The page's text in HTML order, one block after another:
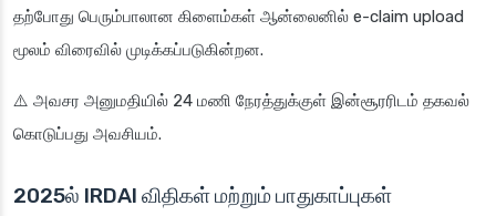
தற்போது பெரும்பாலான கிளைம்கள் ஆன்லைனில் e-claim upload
மூலம் விரைவில் முடிக்கப்படுகின்றன.
⚠️ அவசர அனுமதியில் 24 மணி நேரத்துக்குள் இன்சூரரிடம் தகவல்
கொடுப்பது அவசியம்.
2025ல் IRDAI விதிகள் மற்றும் பாதுகாப்புகள்